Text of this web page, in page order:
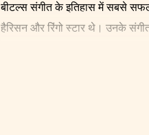
बीटल्स संगीत के इतिहास में सबसे
हैरिसन और रिंगो स्टार थे। उनके